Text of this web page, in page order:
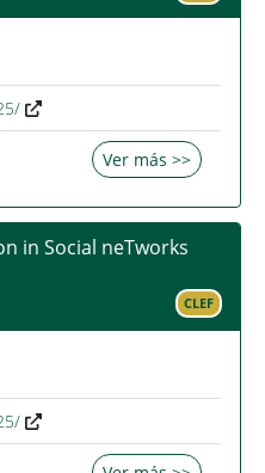
Ver más >>
in Social neTworks
CLEF